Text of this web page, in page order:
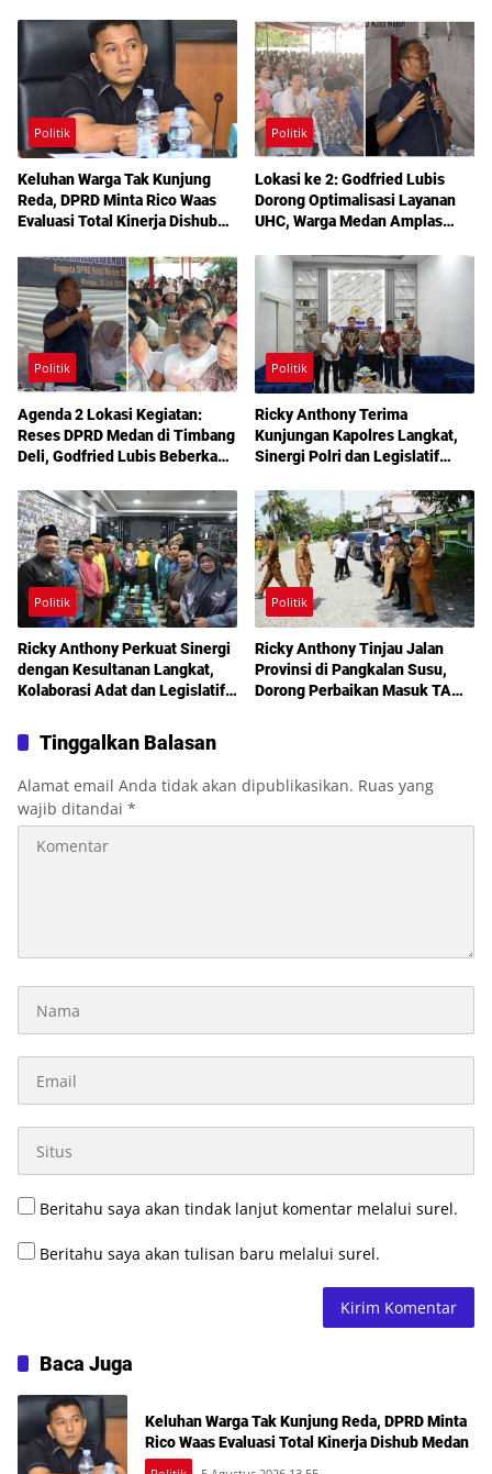
Politik
Keluhan Warga Tak Kunjung
Reda, DPRD Minta Rico Waas
Evaluasi Total Kinerja Dishub
Politik
Lokasi ke 2: Godfried Lubis
Dorong Optimalisasi Layanan
UHC, Warga Medan Amplas
Berobat Gratis Bermodal KTP
Politik
Agenda 2 Lokasi Kegiatan:
Reses DPRD Medan di Timbang
Deli, Godfried Lubis Beberkan
Layanan Kesehatan Gratis
Politik
Ricky Anthony Terima
Kunjungan Kapolres Langkat,
Sinergi Polri dan Legislatif
Politik
Ricky Anthony Perkuat Sinergi
dengan Kesultanan Langkat,
Kolaborasi Adat dan Legislatif
Politik
Ricky Anthony Tinjau Jalan
Provinsi di Pangkalan Susu,
Dorong Perbaikan Masuk TA
Tinggalkan Balasan
Alamat email Anda tidak akan dipublikasikan. Ruas yang
wajib ditandai *
Beritahu saya akan tindak lanjut komentar melalui surel.
Beritahu saya akan tulisan baru melalui surel.
Baca Juga
Keluhan Warga Tak Kunjung Reda, DPRD Minta
Rico Waas Evaluasi Total Kinerja Dishub Medan